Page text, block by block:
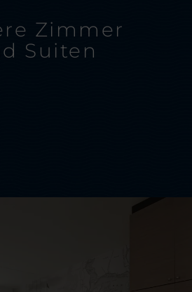
Zimmer
Suiten